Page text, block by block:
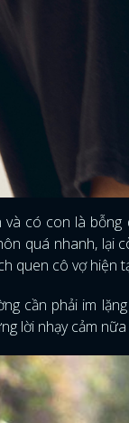
có con là
quá nhanh, lại
quen cô vợ hiện
cần phải im
lời nhạy cảm